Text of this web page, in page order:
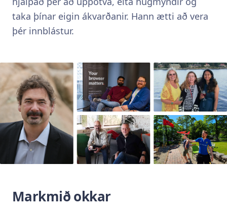
taka þínar eigin ákvarðanir. Hann ætti að vera
þér innblástur.
Markmið okkar